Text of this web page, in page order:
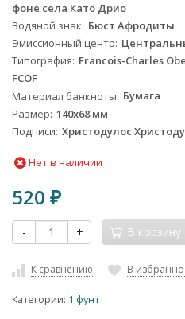
фоне села Като Дрио
Водяной знак Бюст Афродиты
Эмиссионный центр
Типография Francois-Charles
FCOF
Материал банкноты Бумага
Размер 140х68 мм
Подписи Христодулос
Нет в наличии
520 ₽
- + В корзину
К сравнению В
Категории: 1 фунт